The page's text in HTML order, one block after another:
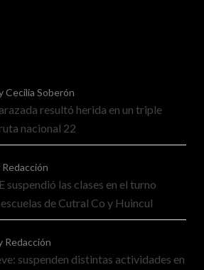
Cecilia Soberón
resultó herida en un triple
nacional 22
Redacción
suspendió las clases en el turno
de Cutral Co y Huincul
Redacción
suspenden distintas actividades en